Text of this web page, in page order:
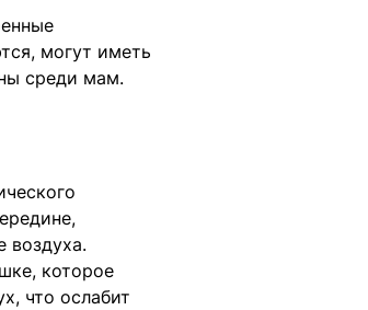
могут иметь
среди мам.
воздуха.
которое
что ослабит